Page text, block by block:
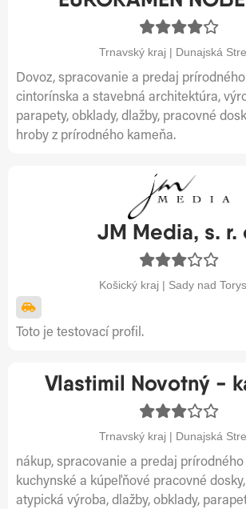
Trnavský kraj | Dunajská
Dovoz, spracovanie a predaj
cintorínska a stavebná architektúra,
parapety, obklady, dlažby, pracovné
hroby z prírodného kameňa.
JM Media, s. r.
Košický kraj | Sady nad
Toto je testovací profil.
Vlastimil Novotný -
Trnavský kraj | Dunajská
nákup, spracovanie a predaj prírodného
kuchynské a kúpeľňové pracovné
atypická výroba, dlažby, obklady,